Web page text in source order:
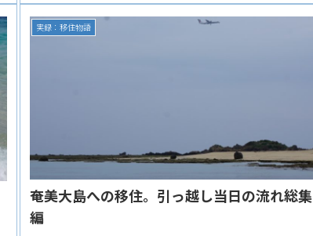
実録：移住物語
奄美大島への移住。引っ越し当日の流れ総集
編